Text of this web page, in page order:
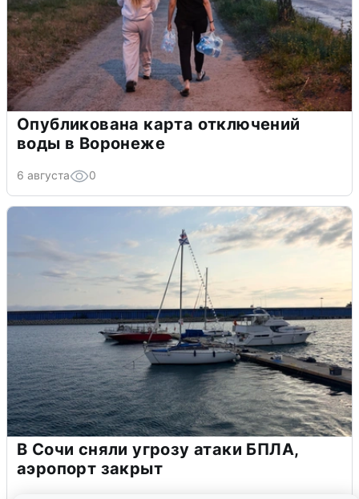
Опубликована карта отключений
воды в Воронеже
6 августа 0
В Сочи сняли угрозу атаки БПЛА,
аэропорт закрыт